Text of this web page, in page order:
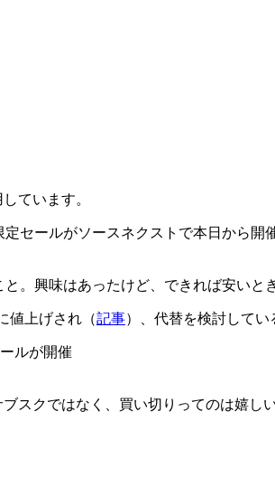
ています。
セールがソースネクストで本日から開
と。興味はあったけど、できれば安いと
値上げされ（記事）、代替を検討してい
ブスクではなく、買い切り ってのは嬉し